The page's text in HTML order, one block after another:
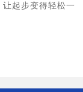
起步变得轻松一